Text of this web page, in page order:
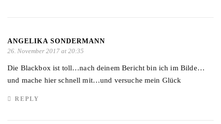
ANGELIKA SONDERMANN
26. November 2017 at 20:35
Die Blackbox ist toll…nach deinem Bericht bin ich im Bilde…
und mache hier schnell mit…und versuche mein Glück
REPLY